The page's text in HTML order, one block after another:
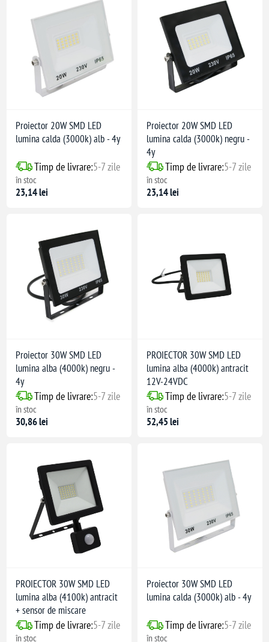
Proiector 20W SMD LED
lumina calda (3000k) alb - 4y
Timp de livrare:5-7 zile
în stoc
23,14 lei
Proiector 20W SMD LED
lumina calda (3000k) negru -
4y
Timp de livrare:5-7 zile
în stoc
23,14 lei
Proiector 30W SMD LED
lumina alba (4000k) negru -
4y
Timp de livrare:5-7 zile
în stoc
30,86 lei
PROIECTOR 30W SMD LED
lumina alba (4000k) antracit
12V-24VDC
Timp de livrare:5-7 zile
în stoc
52,45 lei
PROIECTOR 30W SMD LED
lumina alba (4100k) antracit
+ sensor de miscare
Timp de livrare:5-7 zile
în stoc
Proiector 30W SMD LED
lumina calda (3000k) alb - 4y
Timp de livrare:5-7 zile
în stoc